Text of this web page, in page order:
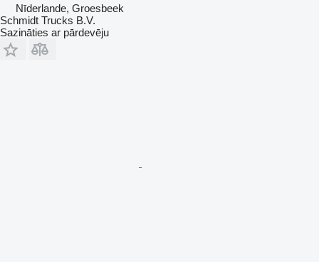
Nīderlande, Groesbeek
Schmidt Trucks B.V.
Sazināties ar pārdevēju